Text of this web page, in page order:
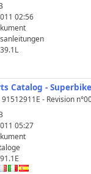
02:56
Catalog -
- Revision
05:27